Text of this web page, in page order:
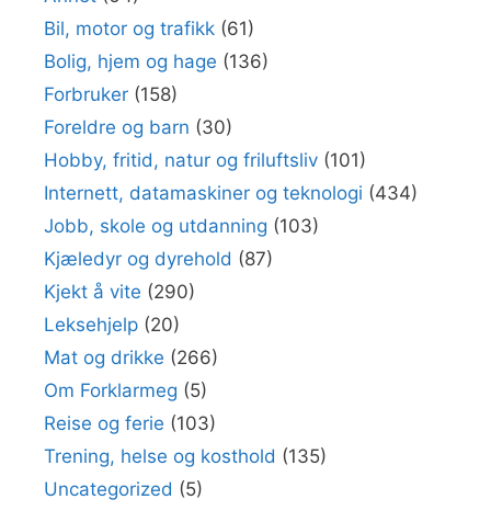
Bil, motor og trafikk (61)
Bolig, hjem og hage (136)
Forbruker (158)
Foreldre og barn (30)
Hobby, fritid, natur og friluftsliv (101)
Internett, datamaskiner og teknologi (434)
Jobb, skole og utdanning (103)
Kjæledyr og dyrehold (87)
Kjekt å vite (290)
Leksehjelp (20)
Mat og drikke (266)
Om Forklarmeg (5)
Reise og ferie (103)
Trening, helse og kosthold (135)
Uncategorized (5)